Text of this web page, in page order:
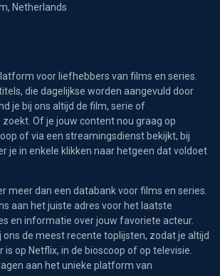
Netherlands
voor liefhebbers van films en series.
die dagelijkse worden aangevuld door
je bij ons altijd de film, serie of
Of je jouw content nou graag op
of via een streamingsdienst bekijkt, bij
je in enkele klikken naar hetgeen dat voldoet
meer dan een databank voor films en series.
aan het juiste adres voor het laatste
en informatie over jouw favoriete acteur.
ons de meest recente toplijsten, zodat je altijd
op Netflix, in de bioscoop of op televisie.
aan het unieke platform van